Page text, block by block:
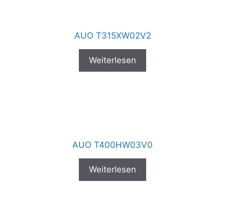
AUO T315XW02V2
Weiterlesen
AUO T400HW03V0
Weiterlesen